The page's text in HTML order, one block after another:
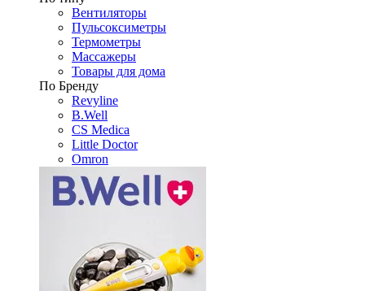
Вентиляторы
Пульсоксиметры
Термометры
Массажеры
Товары для дома
По Бренду
Revyline
B.Well
CS Medica
Little Doctor
Omron